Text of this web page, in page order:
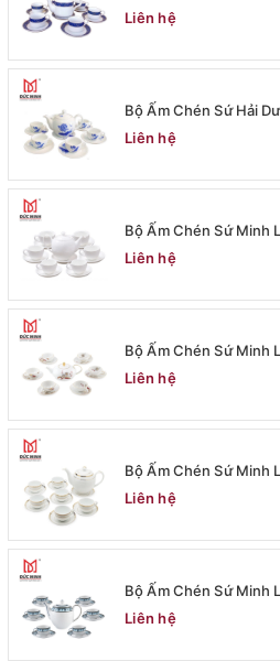
Liên hệ
Bộ Ấm Chén Sứ Hải
Liên hệ
Bộ Ấm Chén Sứ Minh
Liên hệ
Bộ Ấm Chén Sứ Minh
Liên hệ
Bộ Ấm Chén Sứ Minh
Liên hệ
Bộ Ấm Chén Sứ Minh
Liên hệ